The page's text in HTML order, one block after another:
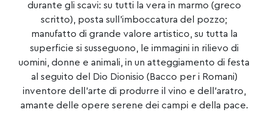
durante gli scavi: su tutti la vera in marmo (greco
scritto), posta sull’imboccatura del pozzo;
manufatto di grande valore artistico, su tutta la
superficie si susseguono, le immagini in rilievo di
uomini, donne e animali, in un atteggiamento di festa
al seguito del Dio Dionisio (Bacco per i Romani)
inventore dell’arte di produrre il vino e dell’aratro,
amante delle opere serene dei campi e della pace.